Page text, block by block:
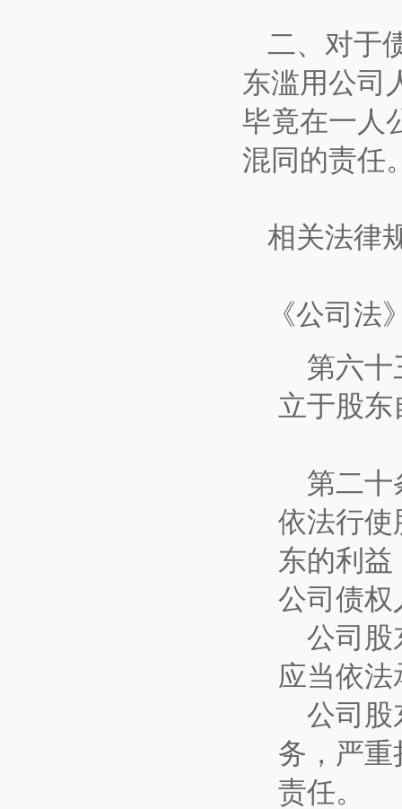
二、对于
东滥用公司
毕竟在一人
混同的责任
相关法律
《公司法
第六十
立于股
第二十
依法行使
东的利
公司债权
公司股
应当依
公司股
务，严
责任。